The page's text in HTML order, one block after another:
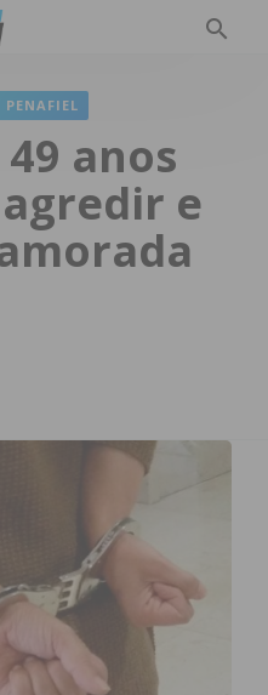
PENAFIEL
anos
e